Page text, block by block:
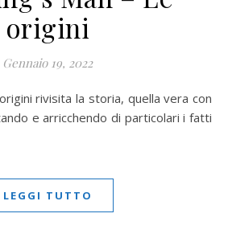
origini
Gennaio 19, 2022
e arricchendo di particolari i fatti
LEGGI TUTTO